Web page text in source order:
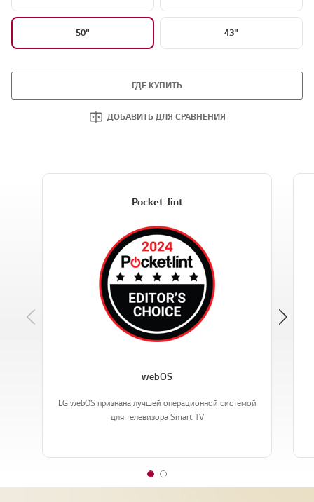
50" 43"
ГДЕ КУПИТЬ
ДОБАВИТЬ ДЛЯ СРАВНЕНИЯ
Previous
Pocket-lint
webOS
LG webOS признана лучшей операционной системой
для телевизора Smart TV
1
o
2
o